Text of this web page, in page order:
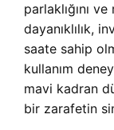
parlaklığını
dayanıklılık,
saate sahip
kullanım
mavi kadran
bir zarafetin